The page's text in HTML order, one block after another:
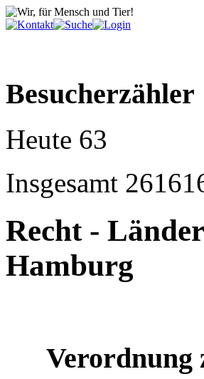
Besucherzähler
Heute 63
Insgesamt
Recht -
Hamburg
Verordnung